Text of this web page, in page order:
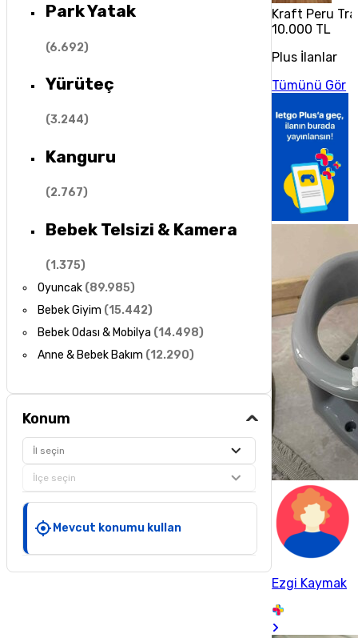
Park Yatak
(6.692)
Yürüteç
(3.244)
Kanguru
(2.767)
Bebek Telsizi & Kamera
(1.375)
Oyuncak (89.985)
Bebek Giyim (15.442)
Bebek Odası & Mobilya (14.498)
Anne & Bebek Bakım (12.290)
Konum
İl seçin
İlçe seçin
Mevcut konumu kullan
Kraft Peru
10.000 TL
Plus İlanlar
Tümünü Gör
Ezgi Kaymak